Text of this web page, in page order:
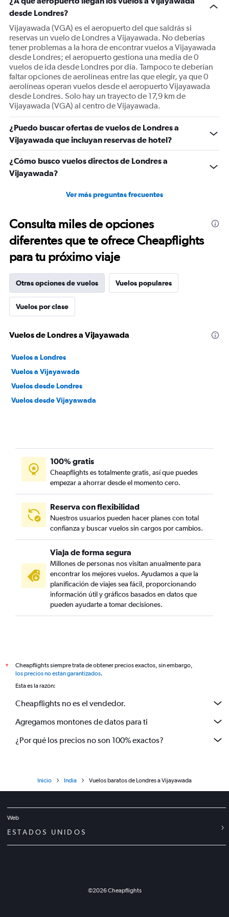
Y
axis
displaying
values.
Range:
0
to
1200.
desde Londres?
Vijayawada (VGA) es el aeropuerto del que saldrás si
reservas un vuelo de Londres a Vijayawada. No deberías
tener problemas a la hora de encontrar vuelos a Vijayawada
desde Londres; el aeropuerto gestiona una media de 0
vuelos de ida desde Londres por día. Tampoco te deberían
faltar opciones de aerolíneas entre las que elegir, ya que 0
aerolíneas operan vuelos desde el aeropuerto Vijayawada
desde Londres. Solo hay un trayecto de 17,9 km de
Vijayawada (VGA) al centro de Vijayawada.
¿Puedo buscar ofertas de vuelos de Londres a
Vijayawada que incluyan reservas de hotel?
¿Cómo busco vuelos directos de Londres a
Vijayawada?
Ver más preguntas frecuentes
Consulta miles de opciones
diferentes que te ofrece Cheapflights
para tu próximo viaje
Otras opciones de vuelos Vuelos populares
Vuelos por clase
Vuelos de Londres a Vijayawada
Vuelos a Londres
Vuelos a Vijayawada
Vuelos desde Londres
Vuelos desde Vijayawada
100% gratis
Cheapflights es totalmente gratis, así que puedes
empezar a ahorrar desde el momento cero.
Reserva con flexibilidad
Nuestros usuarios pueden hacer planes con total
confianza y buscar vuelos sin cargos por cambios.
Viaja de forma segura
Millones de personas nos visitan anualmente para
encontrar los mejores vuelos. Ayudamos a que la
planificación de viajes sea fácil, proporcionando
información útil y gráficos basados en datos que
pueden ayudarte a tomar decisiones.
*
Cheapflights siempre trata de obtener precios exactos, sin embargo,
los precios no están garantizados.
Esta es la razón:
Cheapflights no es el vendedor.
Agregamos montones de datos para ti
¿Por qué los precios no son 100% exactos?
Inicio India Vuelos baratos de Londres a Vijayawada
Web
ESTADOS UNIDOS
©2026Cheapflights